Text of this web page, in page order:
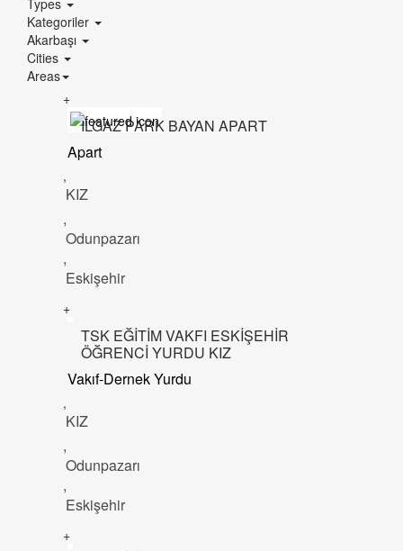
Types
Kategoriler
Akarbaşı
Cities
Areas
+
ILGAZ PARK BAYAN APART
Apart
,
KIZ
,
Odunpazarı
,
Eskişehir
+
TSK EĞİTİM VAKFI ESKİŞEHİR
ÖĞRENCİ YURDU KIZ
Vakıf-Dernek Yurdu
,
KIZ
,
Odunpazarı
,
Eskişehir
+